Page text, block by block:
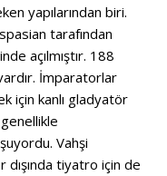
yapılarından biri.
tarafından
açılmıştır. 188
İmparatorlar
için kanlı gladyatör
Vahşi
dışında tiyatro için de